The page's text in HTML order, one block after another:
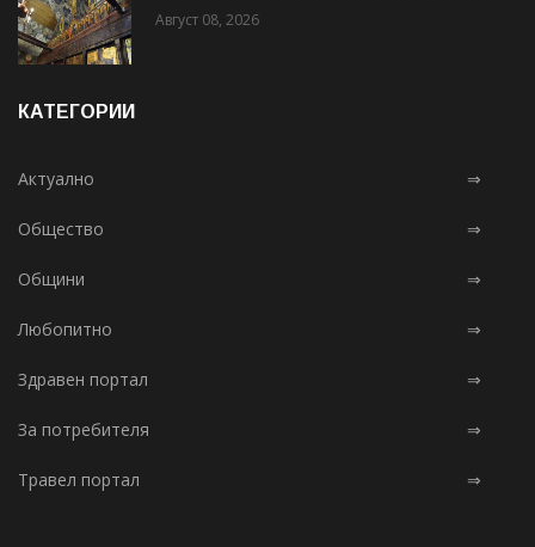
Август 08, 2026
КАТЕГОРИИ
Актуално ⇒
Общество ⇒
Общини ⇒
Любопитно ⇒
Здравен портал ⇒
За потребителя ⇒
Травел портал ⇒